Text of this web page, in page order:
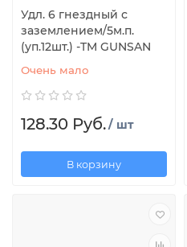
Удл. 6 гнездный с
заземлением/5м.п.
(уп.12шт.) -TM GUNSAN
Очень мало
128.30 Руб./ шт
В корзину